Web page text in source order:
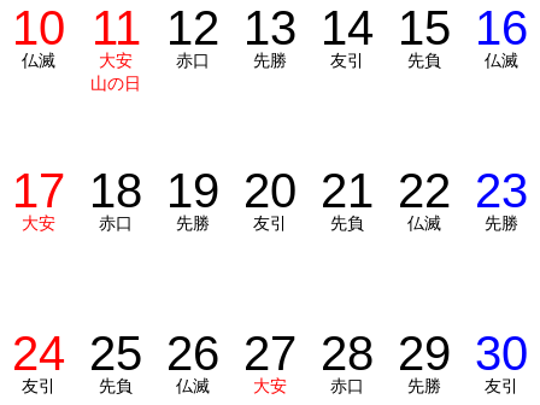
10
仏滅
11
大安
山の日
12
赤口
13
先勝
14
友引
15
先負
16
仏滅
17
大安
18
赤口
19
先勝
20
友引
21
先負
22
仏滅
23
先勝
24
友引
25
先負
26
仏滅
27
大安
28
赤口
29
先勝
30
友引